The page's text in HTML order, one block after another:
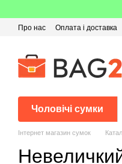
Про нас Оплата і доставка
Чоловічі сумки
Інтернет магазин сумок